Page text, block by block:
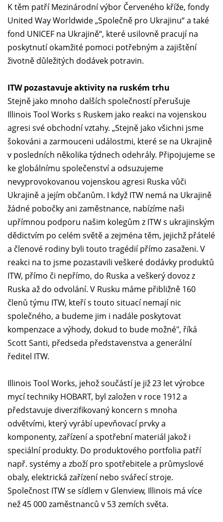
K těm patří Mezinárodní výbor Červeného kříže, fondy
United Way Worldwide „Společně pro Ukrajinu“ a také
fond UNICEF na Ukrajině“, které usilovně pracují na
poskytnutí okamžité pomoci potřebným a zajištění
životně důležitých dodávek potravin.
ITW pozastavuje aktivity na ruském trhu
Stejně jako mnoho dalších společností přerušuje
Illinois Tool Works s Ruskem jako reakci na vojenskou
agresi své obchodní vztahy. „Stejně jako všichni jsme
šokováni a zarmouceni událostmi, které se na Ukrajině
v posledních několika týdnech odehrály. Připojujeme se
ke globálnímu společenství a odsuzujeme
nevyprovokovanou vojenskou agresi Ruska vůči
Ukrajině a jejím občanům. I když ITW nemá na Ukrajině
žádné pobočky ani zaměstnance, nabízíme naši
upřímnou podporu našim kolegům z ITW s ukrajinským
dědictvím po celém světě a zejména těm, jejichž přátelé
a členové rodiny byli touto tragédií přímo zasaženi. V
reakci na to jsme pozastavili veškeré dodávky produktů
ITW, přímo či nepřímo, do Ruska a veškerý dovoz z
Ruska až do odvolání. V Rusku máme přibližně 160
členů týmu ITW, kteří s touto situací nemají nic
společného, a budeme jim i nadále poskytovat
kompenzace a výhody, dokud to bude možné", říká
Scott Santi, předseda představenstva a generální
ředitel ITW.
Illinois Tool Works, jehož součástí je již 23 let výrobce
mycí techniky HOBART, byl založen v roce 1912 a
představuje diverzifikovaný koncern s mnoha
odvětvími, který vyrábí upevňovací prvky a
komponenty, zařízení a spotřební materiál jakož i
speciální produkty. Do produktového portfolia patří
např. systémy a zboží pro spotřebitele a průmyslové
obaly, elektrická zařízení nebo svářecí stroje.
Společnost ITW se sídlem v Glenview, Illinois má více
než 45 000 zaměstnanců v 53 zemích světa.